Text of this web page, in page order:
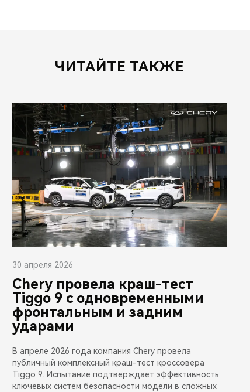
ЧИТАЙТЕ ТАКЖЕ
30 апреля 2026
Chery провела краш-тест
Tiggo 9 с одновременными
фронтальным и задним
ударами
В апреле 2026 года компания Chery провела
публичный комплексный краш-тест кроссовера
Tiggo 9. Испытание подтверждает эффективность
ключевых систем безопасности модели в сложных